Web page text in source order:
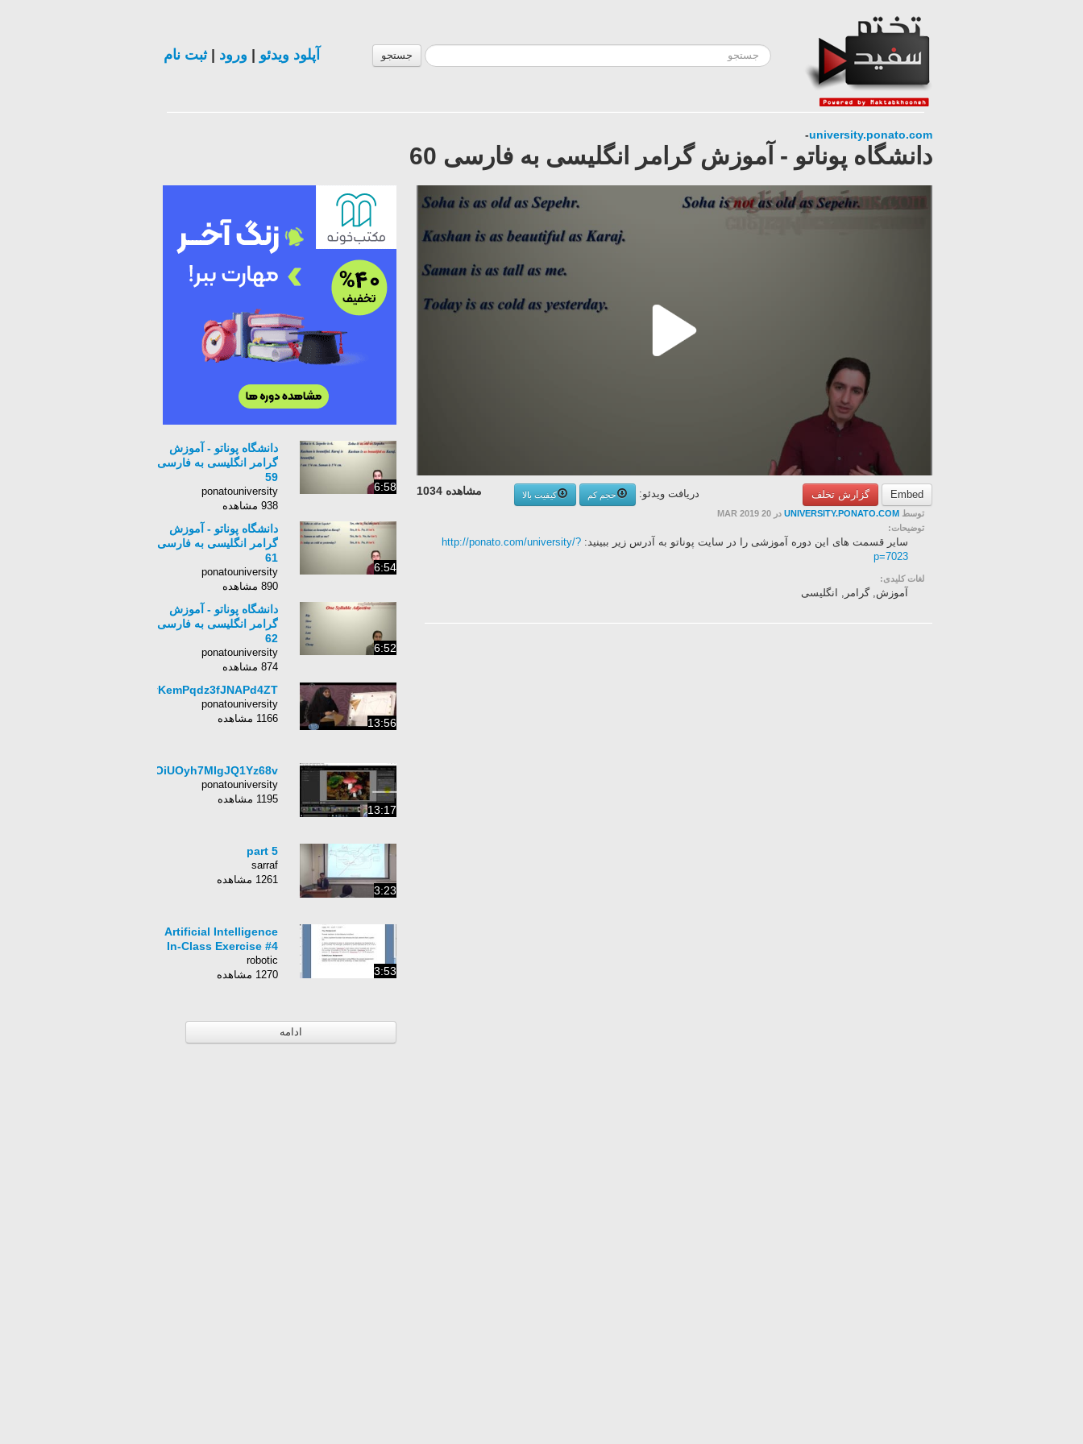
جستجو آپلود ویدئو ورود |ثبت نام
university.ponato.com
-
دانشگاه پوناتو - آموزش گرامر انگلیسی به فارسی 60
Embed گزارش تخلف مشاهده 1034 دریافت ویدئو: حجم کم
کیفیت بالا
توسط UNIVERSITY.PONATO.COM در 20 MAR 2019
توضیحات:
سایر قسمت های این دوره آموزشی را در سایت پوناتو به آدرس زیر ببینید: http://ponato.com/university/?
p=7023
لغات کلیدی:
آموزش, گرامر, انگلیسی
6:58
دانشگاه پوناتو - آموزش
گرامر انگلیسی به فارسی
59
ponatouniversity
938 مشاهده
6:54
دانشگاه پوناتو - آموزش
گرامر انگلیسی به فارسی
61
ponatouniversity
890 مشاهده
6:52
دانشگاه پوناتو - آموزش
گرامر انگلیسی به فارسی
62
ponatouniversity
874 مشاهده
13:56
HhyKemPqdz3fJNAPd4ZT
ponatouniversity
1166 مشاهده
13:17
HyOiUOyh7MIgJQ1Yz68v
ponatouniversity
1195 مشاهده
3:23
part 5
sarraf
1261 مشاهده
3:53
Artificial Intelligence
In-Class Exercise #4
robotic
1270 مشاهده
ادامه